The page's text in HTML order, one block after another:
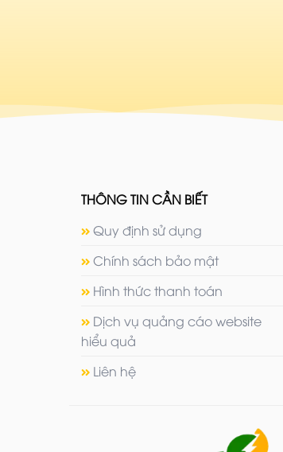
THÔNG TIN CẦN BIẾT
Quy định sử dụng
Chính sách bảo mật
Hình thức thanh toán
Dịch vụ quảng cáo website
hiểu quả
Liên hệ